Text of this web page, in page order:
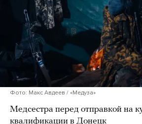
Фото: Макс Авдеев / «Медуза»
Медсестра перед отправкой на
квалификации в Донецк